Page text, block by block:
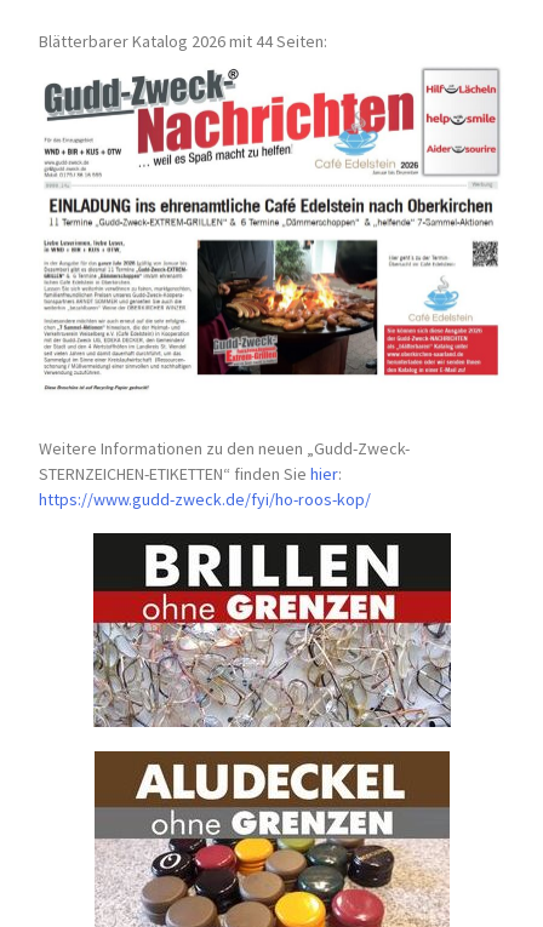
Blätterbarer Katalog 2026 mit 44 Seiten:
Weitere Informationen zu den neuen „Gudd-Zweck-
STERNZEICHEN-ETIKETTEN“ finden Siehier:
https://www.gudd-zweck.de/fyi/ho-roos-kop/